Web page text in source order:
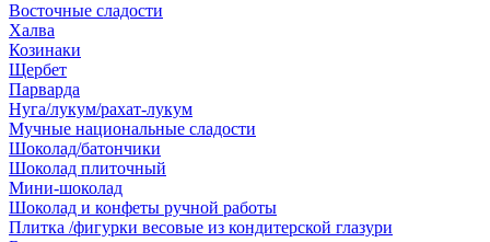
Восточные сладости
Халва
Козинаки
Щербет
Парварда
Нуга/лукум/рахат-лукум
Мучные национальные сладости
Шоколад/батончики
Шоколад плиточный
Мини-шоколад
Шоколад и конфеты ручной работы
Плитка /фигурки весовые из кондитерской глазури